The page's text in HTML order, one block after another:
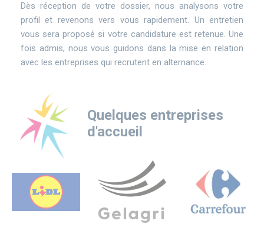
Dès réception de votre dossier, nous analysons votre
profil et revenons vers vous rapidement. Un entretien
vous sera proposé si votre candidature est retenue. Une
fois admis, nous vous guidons dans la mise en relation
avec les entreprises qui recrutent en alternance.
Quelques entreprises
d'accueil